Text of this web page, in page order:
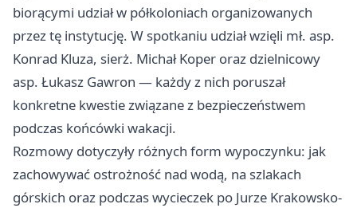
biorącymi udział w półkoloniach organizowanych
przez tę instytucję. W spotkaniu udział wzięli mł. asp.
Konrad Kluza, sierż. Michał Koper oraz dzielnicowy
asp. Łukasz Gawron — każdy z nich poruszał
konkretne kwestie związane z bezpieczeństwem
podczas końcówki wakacji.
Rozmowy dotyczyły różnych form wypoczynku: jak
zachowywać ostrożność nad wodą, na szlakach
górskich oraz podczas wycieczek po Jurze Krakowsko-